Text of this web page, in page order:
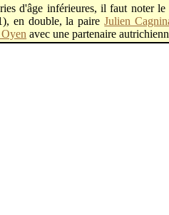
d'âge inférieures, il faut noter
en double, la paireJulien
avec une partenaire